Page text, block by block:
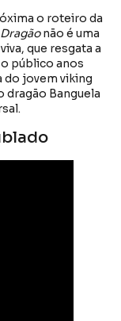
o roteiro da
não é uma
que resgata a
público anos
do jovem viking
dragão Banguela